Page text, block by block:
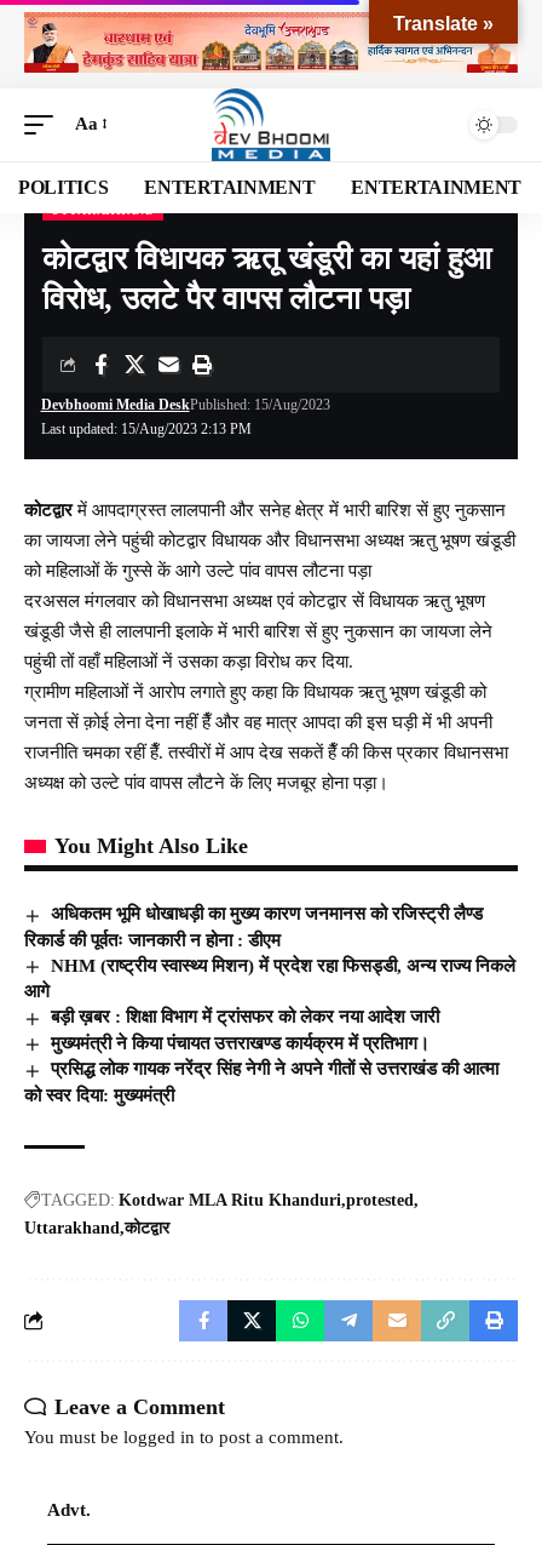
Aa
POLITICS ENTERTAINMENT ENTERTAINMENT
Devbhoomi Media>Blog>NATIONAL>UTTARAKHAND >कोटद्वार विधायक ऋतू खंडूरी का यहां हुआ विरोध, उलटे पैर वापस लौटना पड़ा
कोटद्वार विधायक ऋतू खंडूरी का यहां हुआ
विरोध, उलटे पैर वापस लौटना पड़ा
Last updated: 15/Aug/2023 2:13 PM
Devbhoomi Media DeskPublished: 15/Aug/2023
कोटद्वारमें आपदाग्रस्त लालपानी और सनेह क्षेत्र में भारी बारिश सें हुए नुकसान
का जायजा लेने पहुंची कोटद्वार विधायक और विधानसभा अध्यक्ष ऋतु भूषण खंडूडी
को महिलाओं कें गुस्से कें आगे उल्टे पांव वापस लौटना पड़ा
दरअसल मंगलवार को विधानसभा अध्यक्ष एवं कोटद्वार सें विधायक ऋतु भूषण
खंडूडी जैसे ही लालपानी इलाके में भारी बारिश सें हुए नुकसान का जायजा लेने
पहुंची तों वहाँ महिलाओं नें उसका कड़ा विरोध कर दिया.
ग्रामीण महिलाओं नें आरोप लगाते हुए कहा कि विधायक ऋतु भूषण खंडूडी को
जनता सें क़ोई लेना देना नहीं हैँ और वह मात्र आपदा की इस घड़ी में भी अपनी
राजनीति चमका रहीं हैँ. तस्वीरों में आप देख सकतें हैँ की किस प्रकार विधानसभा
अध्यक्ष को उल्टे पांव वापस लौटने कें लिए मजबूर होना पड़ा।
You Might Also Like
अधिकतम भूमि धोखाधड़ी का मुख्य कारण जनमानस को रजिस्ट्री लैण्ड
रिकार्ड की पूर्वतः जानकारी न होना : डीएम
NHM (राष्ट्रीय स्वास्थ्य मिशन) में प्रदेश रहा फिसड्डी, अन्य राज्य निकले
आगे
बड़ी ख़बर : शिक्षा विभाग में ट्रांसफर को लेकर नया आदेश जारी
मुख्यमंत्री ने किया पंचायत उत्तराखण्ड कार्यक्रम में प्रतिभाग।
प्रसिद्ध लोक गायक नरेंद्र सिंह नेगी ने अपने गीतों से उत्तराखंड की आत्मा
को स्वर दिया: मुख्यमंत्री
TAGGED: Kotdwar MLA Ritu Khanduri protested
Uttarakhand कोटद्वार
Leave a Comment
You must be logged in to post a comment.
Advt.
Translate »